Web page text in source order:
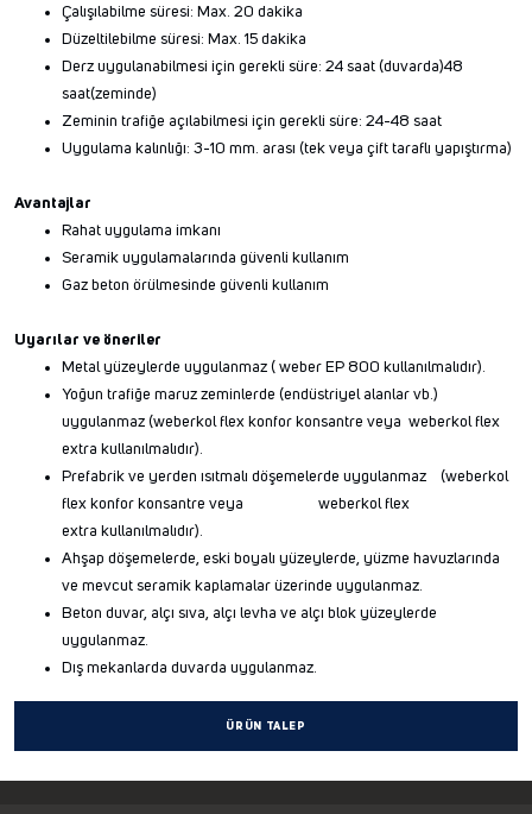
Çalışılabilme süresi: Max. 20 dakika
Düzeltilebilme süresi: Max. 15 dakika
Derz uygulanabilmesi için gerekli süre: 24 saat (duvarda)48
saat(zeminde)
Zeminin trafiğe açılabilmesi için gerekli süre: 24-48 saat
Uygulama kalınlığı: 3-10 mm. arası (tek veya çift taraflı yapıştırma)
Avantajlar
Rahat uygulama imkanı
Seramik uygulamalarında güvenli kullanım
Gaz beton örülmesinde güvenli kullanım
Uyarılar ve öneriler
Metal yüzeylerde uygulanmaz ( weber EP 800 kullanılmalıdır).
Yoğun trafiğe maruz zeminlerde (endüstriyel alanlar vb.)
uygulanmaz (weberkol flex konfor konsantre veya weberkol flex
extra kullanılmalıdır).
Prefabrik ve yerden ısıtmalı döşemelerde uygulanmaz (weberkol
flex konfor konsantre veya weberkol flex
extra kullanılmalıdır).
Ahşap döşemelerde, eski boyalı yüzeylerde, yüzme havuzlarında
ve mevcut seramik kaplamalar üzerinde uygulanmaz.
Beton duvar, alçı sıva, alçı levha ve alçı blok yüzeylerde
uygulanmaz.
Dış mekanlarda duvarda uygulanmaz.
ÜRÜN TALEP